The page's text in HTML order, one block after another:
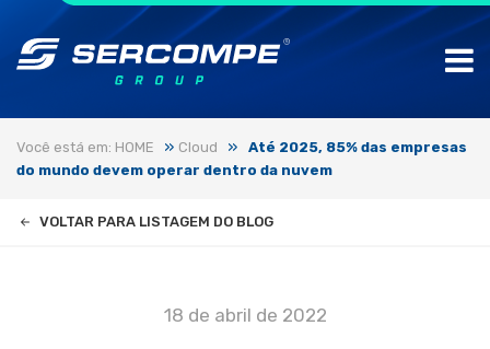
Você está em: HOME » Cloud »
Até 2025, 85% das empresas
do mundo devem operar dentro da nuvem
VOLTAR PARA LISTAGEM DO BLOG
18 de abril de 2022